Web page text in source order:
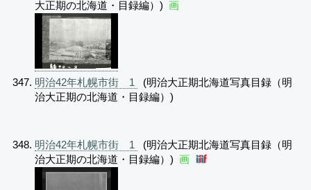
大正期の北海道・目録編）) 画
明治42年札幌市街 1
(明治大正期北海道写真目録（明
治大正期の北海道・目録編）)
明治42年札幌市街 1
(明治大正期北海道写真目録（明
治大正期の北海道・目録編）) 画